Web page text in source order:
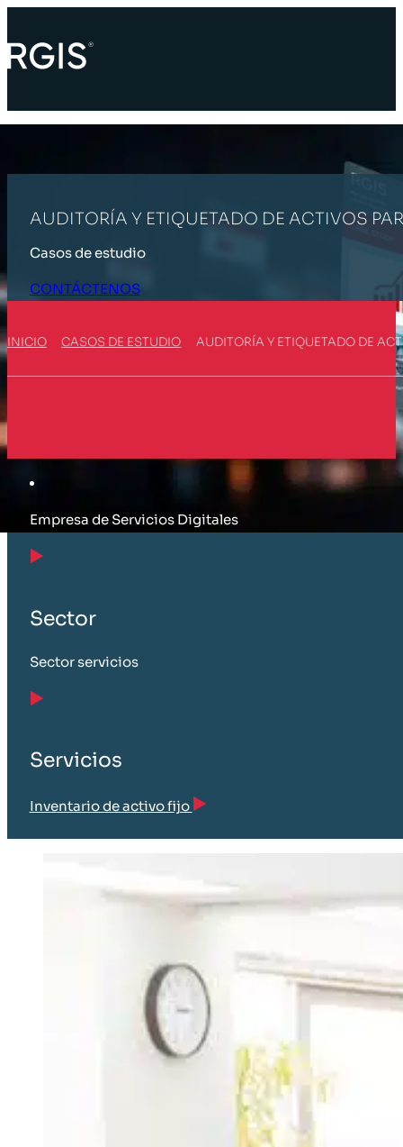
AUDITORÍA Y ETIQUETADO DE ACTIVOS
Casos de estudio
CONTÁCTENOS
INICIO CASOS DE ESTUDIO AUDITORÍA Y ETIQUETADO DE
Empresa de Servicios Digitales
Sector
Sector servicios
Servicios
Inventario de activo fijo